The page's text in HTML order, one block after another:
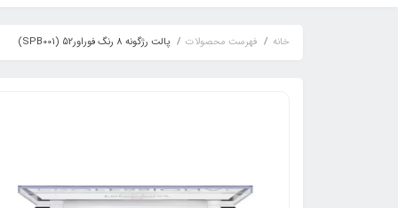
خانه فهرست محصولات پالت رژگونه 8 رنگ فوراور52 (SPB001)